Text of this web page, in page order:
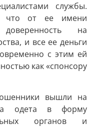
службы.
что от ее имени
на
и все ее деньги
с этим ей
как «спонсору
вышли на
одета в форму
органов и